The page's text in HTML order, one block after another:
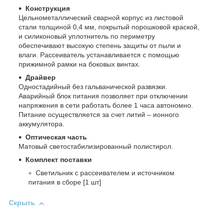
Конструкция
Цельнометаллический сварной корпус из листовой
стали толщиной 0,4 мм, покрытый порошковой краской,
и силиконовый уплотнитель по периметру
обеспечивают высокую степень защиты от пыли и
влаги. Рассеиватель устанавливается с помощью
прижимной рамки на боковых винтах.
Драйвер
Одностадийный без гальванической развязки.
Аварийный блок питания позволяет при отключении
напряжения в сети работать более 1 часа автономно.
Питание осуществляется за счет литий – ионного
аккумулятора.
Оптическая часть
Матовый светостабилизированный полистирол.
Комплект поставки
Светильник с рассеивателем и источником
питания в сборе [1 шт]
Скрыть